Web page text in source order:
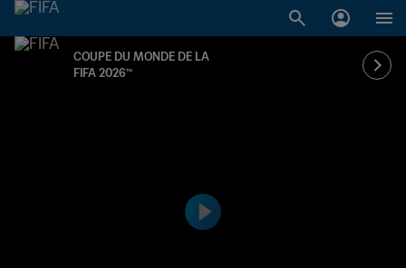
COUPE DU MONDE DE LA
FIFA 2026™